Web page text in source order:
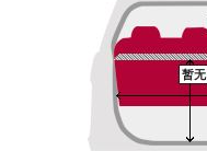
暂无